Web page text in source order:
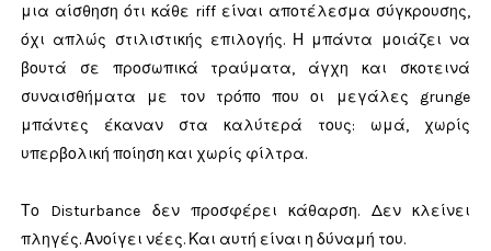
μια αίσθηση ότι κάθε riff είναι αποτέλεσμα σύγκρουσης,
όχι απλώς στιλιστικής επιλογής. Η μπάντα μοιάζει να
βουτά σε προσωπικά τραύματα, άγχη και σκοτεινά
συναισθήματα με τον τρόπο που οι μεγάλες grunge
μπάντες έκαναν στα καλύτερά τους: ωμά, χωρίς
υπερβολική ποίηση και χωρίς φίλτρα.
Το Disturbance δεν προσφέρει κάθαρση. Δεν κλείνει
πληγές. Ανοίγει νέες. Και αυτή είναι η δύναμή του.